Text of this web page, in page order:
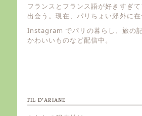
フランスとフランス語が好きすぎ
出会う。現在、パリちょい郊外に在
Instagram でパリの暮らし、旅の
かわいいものなど配信中。
FIL D’ARIANE